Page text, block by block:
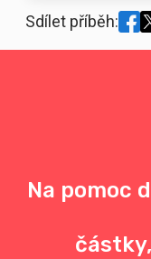
Sdílet příběh:
Na pomoc